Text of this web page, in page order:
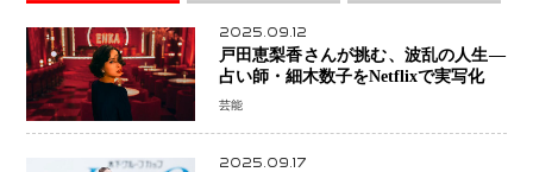
2025.09.12
戸田恵梨香さんが挑む、波乱の人生―
占い師・細木数子をNetflixで実写化
芸能
2025.09.17